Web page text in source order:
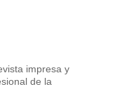
impresa y
de la